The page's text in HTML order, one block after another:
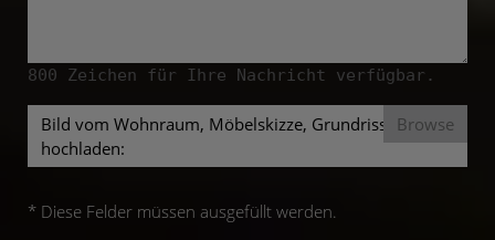
800 Zeichen für Ihre Nachricht verfügbar.
Bild vom Wohnraum, Möbelskizze, Grundriss mit
hochladen:
* Diese Felder müssen ausgefüllt werden.